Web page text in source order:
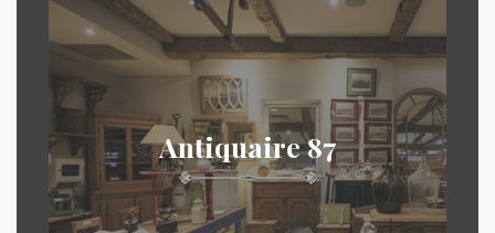
Antiquaire 87